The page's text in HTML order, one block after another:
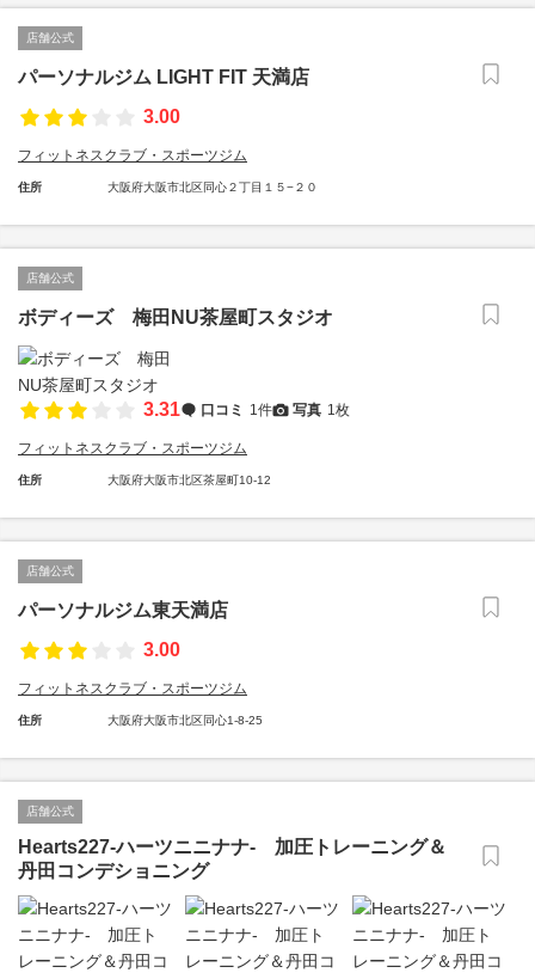
店舗公式
パーソナルジム LIGHT FIT 天満店
3.00
フィットネスクラブ・スポーツジム
住所 大阪府大阪市北区同心２丁目１５−２０
店舗公式
ボディーズ 梅田NU茶屋町スタジオ
3.31 口コミ 1件 写真 1枚
フィットネスクラブ・スポーツジム
住所 大阪府大阪市北区茶屋町10-12
店舗公式
パーソナルジム東天満店
3.00
フィットネスクラブ・スポーツジム
住所 大阪府大阪市北区同心1-8-25
店舗公式
Hearts227-ハーツニニナナ- 加圧トレーニング＆
丹田コンデショニング